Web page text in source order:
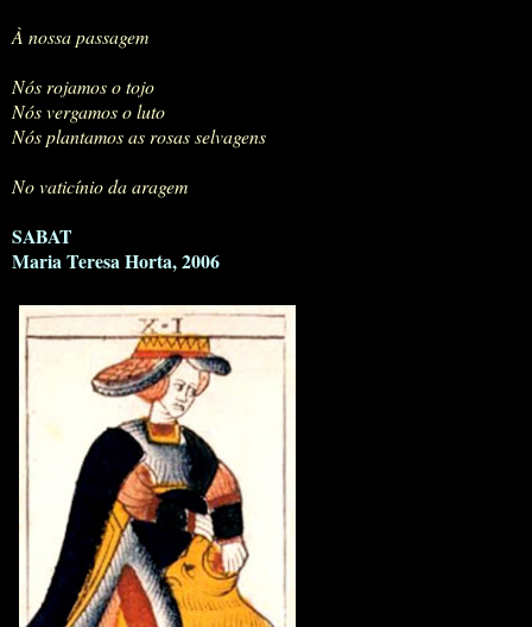
À nossa passagem
Nós rojamos o tojo
Nós vergamos o luto
Nós plantamos as rosas selvagens
No vaticínio da aragem
SABAT
Maria Teresa Horta, 2006